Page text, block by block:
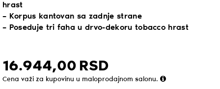
hrast
– Korpus kantovan sa zadnje strane
– Poseduje tri faha u drvo-dekoru tobacco hrast
16.944,00 RSD
Cena važi za kupovinu u maloprodajnom salonu.